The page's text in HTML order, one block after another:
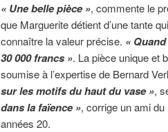
« Une belle pièce », commente le
que Marguerite détient d’une tante
connaître la valeur précise. «
30 000 francs ». La pièce unique et
soumise à l’expertise de Bernard
sur les motifs du haut du vase »,
dans la faïence », corrige un ami
années 20.